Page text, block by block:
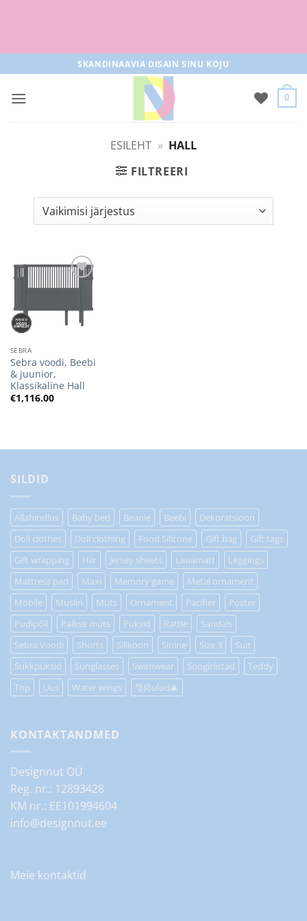
to
content
SKANDINAAVIA DISAIN SINU KOJU
0
ESILEHT » HALL
FILTREERI
Lisa
SEBRA
Sebra voodi, Beebi
& juunior,
Klassikaline Hall
€1,116.00
SILDID
Allahindlus Baby bed Beanie Beebi
Dekoratsioon
Doll clothes
Doll clothing Food Silicone Gift bag
Gift tags
Gift wrapping
Hiir Jersey sheets Lauamatt
Leggings
Mattress pad
Maxi Memory game
Metal ornament
Mobile
Muslin Müts Ornament Pacifier
Poster
Pudipõll
Päikse müts Püksid Rattle
Sandals
Sebra Voodi
Shorts Silikoon Sinine Size 3
Suit
Sukkpüksid
Sunglasses Swimwear Söögiriistad
Teddy
Top
Uus Water wings 🎅Jõulud🎄
KONTAKTANDMED
Designnut OÜ
Reg. nr.: 12893428
KM nr.: EE101994604
info@designnut.ee
Meie kontaktid